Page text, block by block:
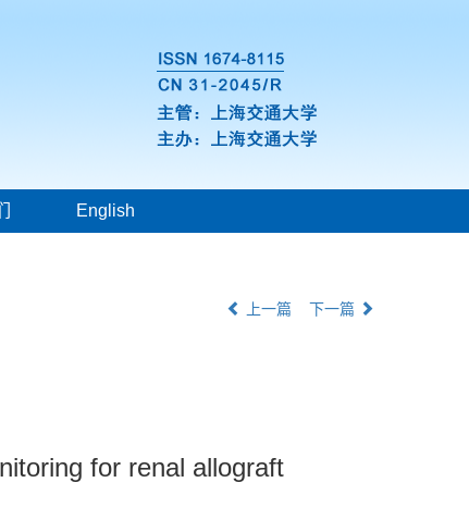
English
上一篇 下一篇
for renal allograft